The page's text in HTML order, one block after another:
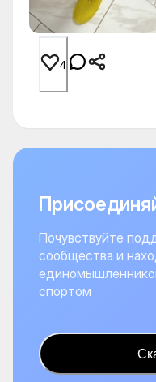
4
Почувствуйте
сообщества и
спортом